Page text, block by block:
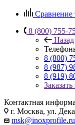
Сравнение
8 (800) 755-
Назад
8 (800)
8 (987)
8 (919)
Контактная
г. Москва, ул.
msk@inoxprofile.ru